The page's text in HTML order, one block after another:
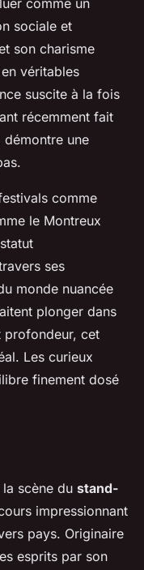
comme un
sociale et
son charisme
véritables
suscite à la fois
récemment fait
une
comme
le Montreux
ses
monde nuancée
plonger dans
profondeur, cet
Les curieux
finement dosé
scène du stand-
impressionnant
pays. Originaire
esprits par son